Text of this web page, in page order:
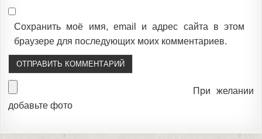
Сохранить моё имя, email и адрес сайта в этом
браузере для последующих моих комментариев.
При желании
добавьте фото